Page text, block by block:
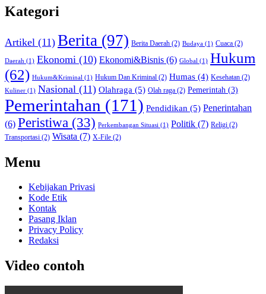
Kategori
Artikel (11) Berita (97) Berita Daerah (2) Budaya (1) Cuaca (2)
Daerah (1) Ekonomi (10) Ekonomi&Bisnis (6) Global (1) Hukum
(62) Hukum&Kriminal (1) Hukum Dan Kriminal (2) Humas (4) Kesehatan (2)
Kuliner (1) Nasional (11) Olahraga (5) Olah raga (2) Pemerintah (3)
Pemerintahan (171) Pendidikan (5) Penerintahan
(6) Peristiwa (33) Perkembangan Situasi (1) Politik (7) Religi (2)
Transportasi (2) Wisata (7) X-File (2)
Menu
Kebijakan Privasi
Kode Etik
Kontak
Pasang Iklan
Privacy Policy
Redaksi
Video contoh